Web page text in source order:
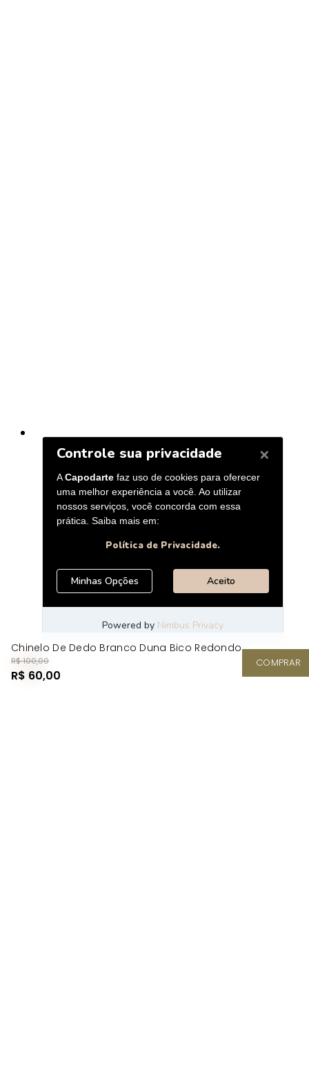
Chinelo De Dedo Branco Duna Bico Redondo
R$ 100,00
R$ 60,00
COMPRAR